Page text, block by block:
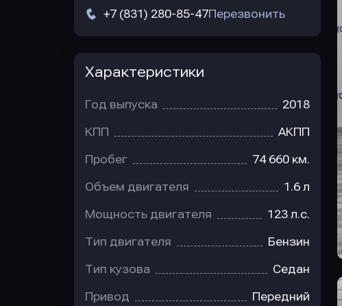
+7 (831) 280-85-47Перезвонить
Характеристики
Год выпуска 2018
КПП АКПП
Пробег 74 660 км.
Объем двигателя 1.6 л
Мощность двигателя 123 л.с.
Тип двигателя Бензин
Тип кузова Седан
Привод Передний